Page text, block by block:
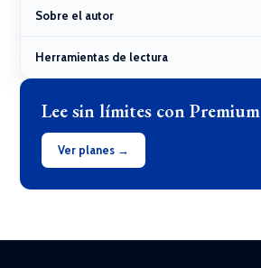
Sobre el autor
Herramientas de lectura
Lee sin límites con Premium
Ver planes →